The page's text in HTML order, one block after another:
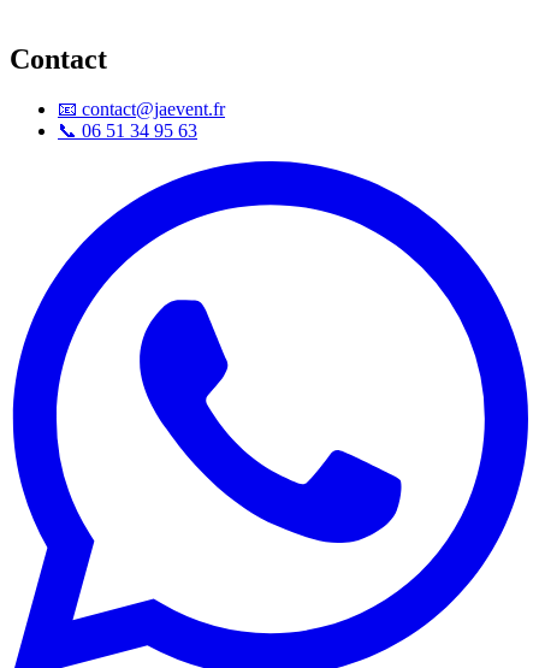
Contact
📧 contact@jaevent.fr
📞 06 51 34 95 63